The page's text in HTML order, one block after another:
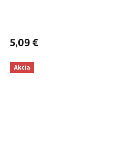
5,09 €
Akcia